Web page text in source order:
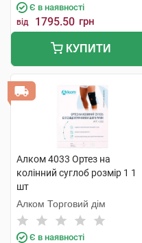
Є в наявності
від 1795.50 грн
КУПИТИ
Алком 4033 Ортез на
колінний суглоб розмір 1 1
шт
Алком Торговий дім
Є в наявності